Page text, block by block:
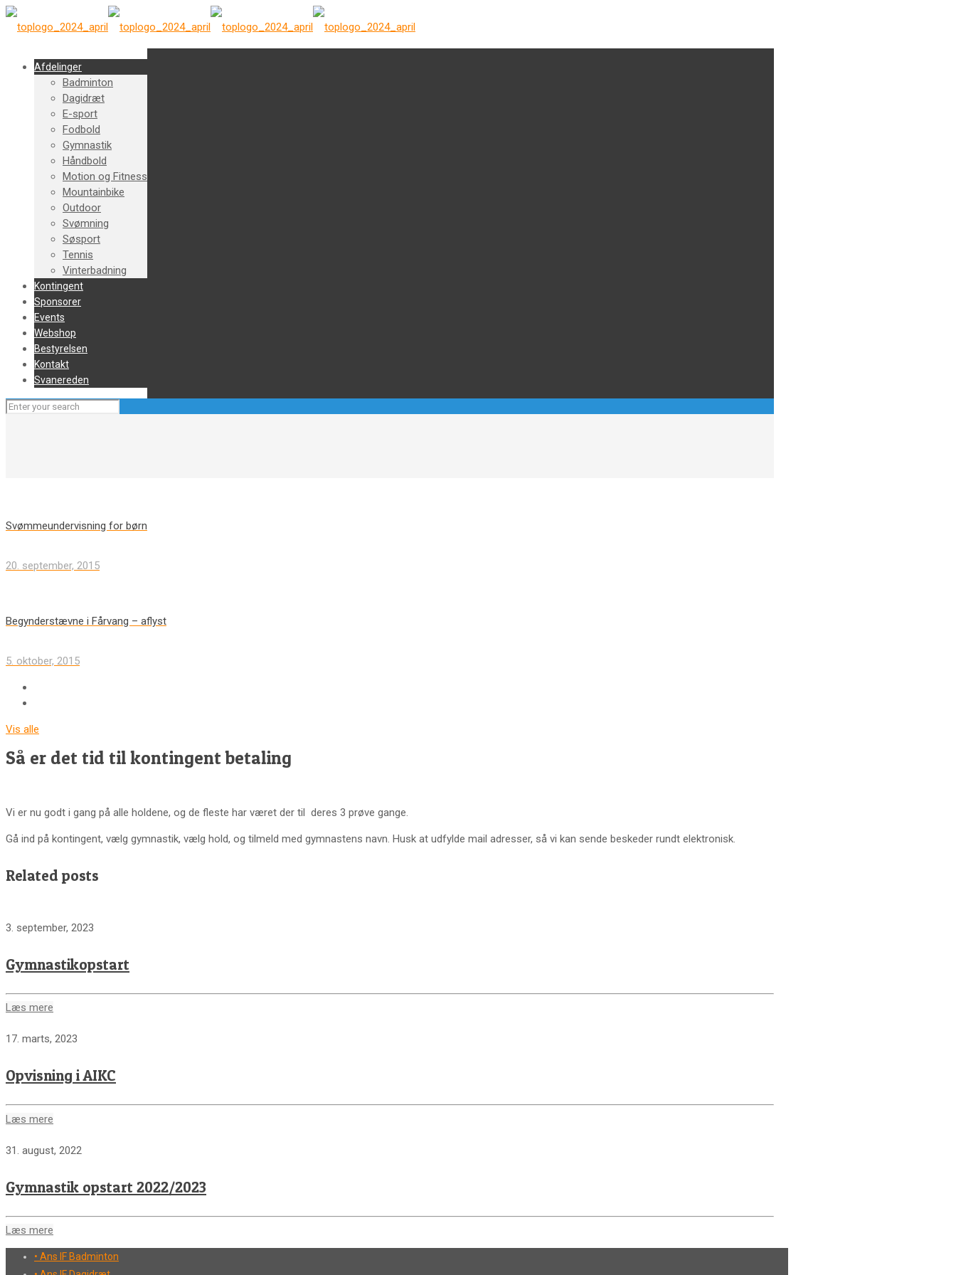
Afdelinger
Badminton
Dagidræt
E-sport
Fodbold
Gymnastik
Håndbold
Motion og Fitness
Mountainbike
Outdoor
Svømning
Søsport
Tennis
Vinterbadning
Kontingent
Sponsorer
Events
Webshop
Bestyrelsen
Kontakt
Svanereden
Svømmeundervisning for børn
20. september, 2015
Begynderstævne i Fårvang – aflyst
5. oktober, 2015
Vis alle
Så er det tid til kontingent betaling
Vi er nu godt i gang på alle holdene, og de fleste har været der til deres 3 prøve gange.
Gå ind på kontingent, vælg gymnastik, vælg hold, og tilmeld med gymnastens navn. Husk at udfylde mail adresser, så vi kan sende beskeder rundt elektronisk.
Related posts
3. september, 2023
Gymnastikopstart
Læs mere
17. marts, 2023
Opvisning i AIKC
Læs mere
31. august, 2022
Gymnastik opstart 2022/2023
Læs mere
• Ans IF Badminton